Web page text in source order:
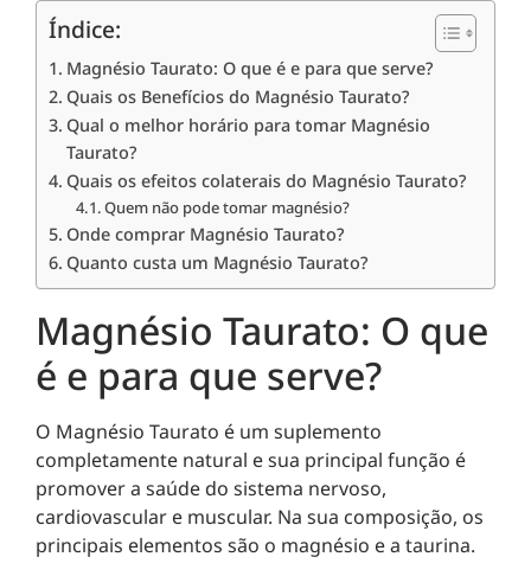
Índice:
Magnésio Taurato: O que é e para que serve?
Quais os Benefícios do Magnésio Taurato?
Qual o melhor horário para tomar Magnésio
Taurato?
Quais os efeitos colaterais do Magnésio Taurato?
Quem não pode tomar magnésio?
Onde comprar Magnésio Taurato?
Quanto custa um Magnésio Taurato?
Magnésio Taurato: O que
é e para que serve?
O Magnésio Taurato é um suplemento
completamente natural e sua principal função é
promover a saúde do sistema nervoso,
cardiovascular e muscular. Na sua composição, os
principais elementos são o magnésio e a taurina.